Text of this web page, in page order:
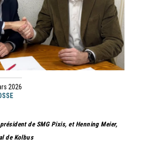
2026
de SMG Pixis, et Henning Meier,
de Kolbus